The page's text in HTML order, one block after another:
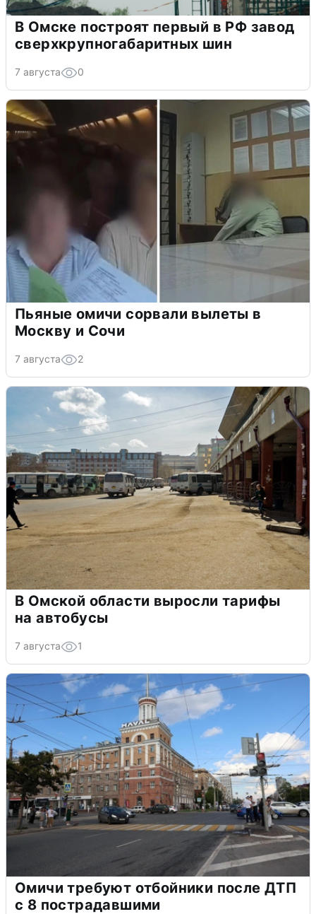
В Омске построят первый в РФ завод
сверхкрупногабаритных шин
7 августа 0
Пьяные омичи сорвали вылеты в
Москву и Сочи
7 августа 2
В Омской области выросли тарифы
на автобусы
7 августа 1
Омичи требуют отбойники после ДТП
с 8 пострадавшими